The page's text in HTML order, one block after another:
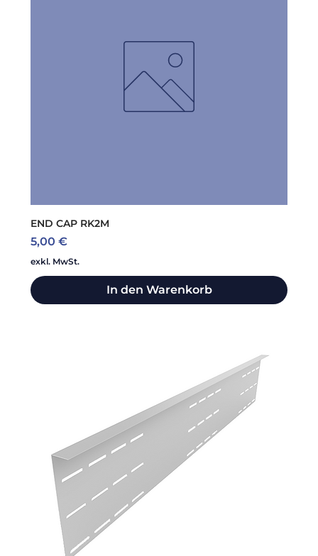
END CAP RK2M
Preis
5,00 €
exkl. MwSt.
In den Warenkorb